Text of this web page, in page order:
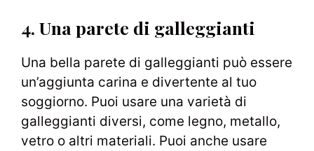
4. Una parete di galleggianti
Una bella parete di galleggianti può essere
un’aggiunta carina e divertente al tuo
soggiorno. Puoi usare una varietà di
galleggianti diversi, come legno, metallo,
vetro o altri materiali. Puoi anche usare